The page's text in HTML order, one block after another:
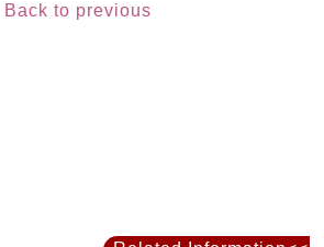
Back to previous